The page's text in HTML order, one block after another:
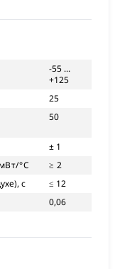
-55 ...
+125
25
50
± 1
°С
≥ 2
с
≤ 12
0,06